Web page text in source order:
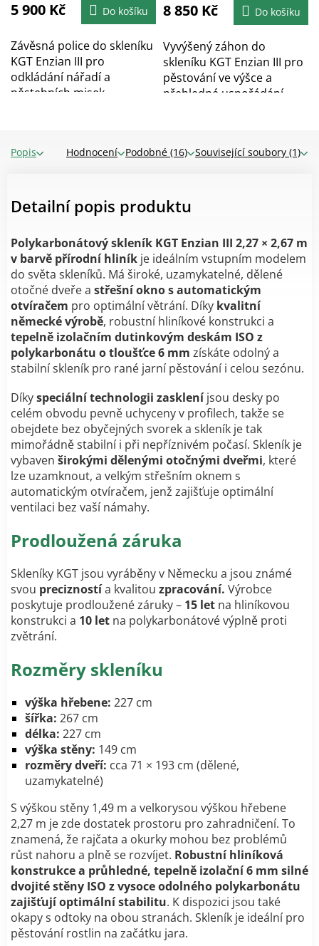
5 900 Kč Do košíku
Závěsná police do skleníku
KGT Enzian III pro
odkládání nářadí a
pěstebních misek....
8 850 Kč Do košíku
Vyvýšený záhon do
skleníku KGT Enzian III pro
pěstování ve výšce a
přehledné uspořádání...
Popis Podobné (16) Související soubory (1)
Hodnocení
Detailní popis produktu
Polykarbonátový skleník KGT Enzian III 2,27 × 2,67 m
v barvě přírodní hliník je ideálním vstupním modelem
do světa skleníků. Má široké, uzamykatelné, dělené
otočné dveře a střešní okno s automatickým
otvíračem pro optimální větrání. Díky kvalitní
německé výrobě, robustní hliníkové konstrukci a
tepelně izolačním dutinkovým deskám ISO z
polykarbonátu o tloušťce 6 mm získáte odolný a
stabilní skleník pro rané jarní pěstování i celou sezónu.
Díkyspeciální technologii zaskleníjsou desky po
celém obvodu pevně uchyceny v profilech, takže se
obejdete bez obyčejných svorek a skleník je tak
mimořádně stabilní i při nepříznivém počasí. Skleník je
vybaven širokými dělenými otočnými dveřmi, které
lze uzamknout, a velkým střešním oknem s
automatickým otvíračem, jenž zajišťuje optimální
ventilaci bez vaší námahy.
Prodloužená záruka
Skleníky KGT jsou vyráběny v Německu a jsou známé
svou preciznostía kvalitou zpracování. Výrobce
poskytuje prodloužené záruky – 15 let na hliníkovou
konstrukci a 10 let na polykarbonátové výplně proti
zvětrání.
Rozměry skleníku
výška hřebene: 227 cm
šířka: 267 cm
délka: 227 cm
výška stěny: 149 cm
rozměry dveří: cca 71 × 193 cm (dělené,
uzamykatelné)
S výškou stěny 1,49 m a velkorysou výškou hřebene
2,27 m je zde dostatek prostoru pro zahradničení. To
znamená, že rajčata a okurky mohou bez problémů
růst nahoru a plně se rozvíjet. Robustní hliníková
konstrukce a průhledné, tepelně izolační 6 mm silné
dvojité stěny ISO z vysoce odolného polykarbonátu
zajišťují optimální stabilitu. K dispozici jsou také
okapy s odtoky na obou stranách. Skleník je ideální pro
pěstování rostlin na začátku jara.